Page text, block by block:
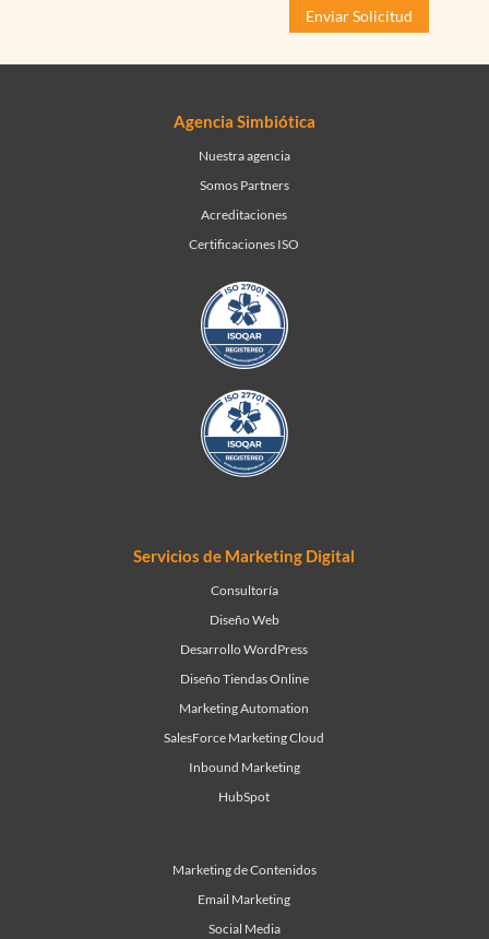
Agencia Simbiótica
Nuestra agencia
Somos Partners
Acreditaciones
Certificaciones ISO
Servicios de Marketing Digital
Consultoría
Diseño Web
Desarrollo WordPress
Diseño Tiendas Online
Marketing Automation
SalesForce Marketing Cloud
Inbound Marketing
HubSpot
Marketing de Contenidos
Email Marketing
Social Media